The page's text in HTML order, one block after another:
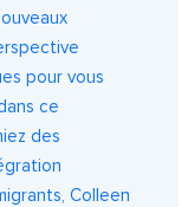
pour vous
ce
des
Colleen